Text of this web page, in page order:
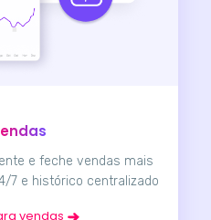
e feche vendas mais
7 e histórico centralizado
vendas